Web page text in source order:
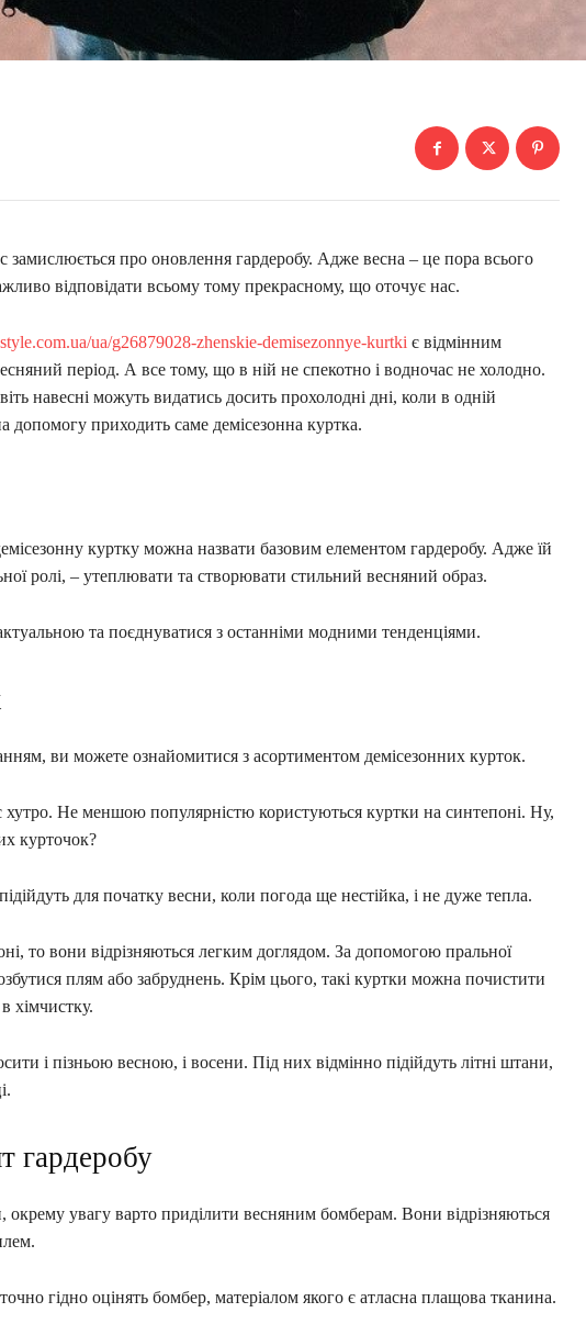
замислюється про оновлення гардеробу. Адже весна – це пора всього
відповідати всьому тому прекрасному, що оточує нас.
ua/g26879028-zhenskie-demisezonnye-kurtki є відмінним
період. А все тому, що в ній не спекотно і водночас не холодно.
навесні можуть видатись досить прохолодні дні, коли в одній
допомогу приходить саме демісезонна куртка.
куртку можна назвати базовим елементом гардеробу. Адже їй
ролі, – утеплювати та створювати стильний весняний образ.
та поєднуватися з останніми модними тенденціями.
ви можете ознайомитися з асортиментом демісезонних курток.
Не меншою популярністю користуються куртки на синтепоні. Ну,
курточок?
для початку весни, коли погода ще нестійка, і не дуже тепла.
то вони відрізняються легким доглядом. За допомогою пральної
плям або забруднень. Крім цього, такі куртки можна почистити
хімчистку.
і пізньою весною, і восени. Під них відмінно підійдуть літні штани,
гардеробу
окрему увагу варто приділити весняним бомберам. Вони відрізняються
гідно оцінять бомбер, матеріалом якого є атласна плащова тканина.